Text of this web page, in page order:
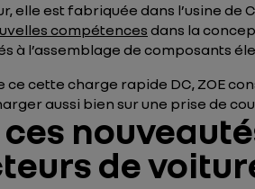
elle est fabriquée dans l’usine de
compétences dans la
à l’assemblage de composants
ce cette charge rapide DC, ZOE
aussi bien sur une prise de
ces
de